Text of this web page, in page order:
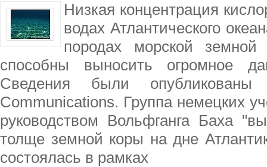
Низкая концентрация
водах Атлантического
породах морской
способны выносить огромное
Сведения были
Communications. Группа немецких
руководством Вольфганга Баха
толще земной коры на дне
состоялась в рамках